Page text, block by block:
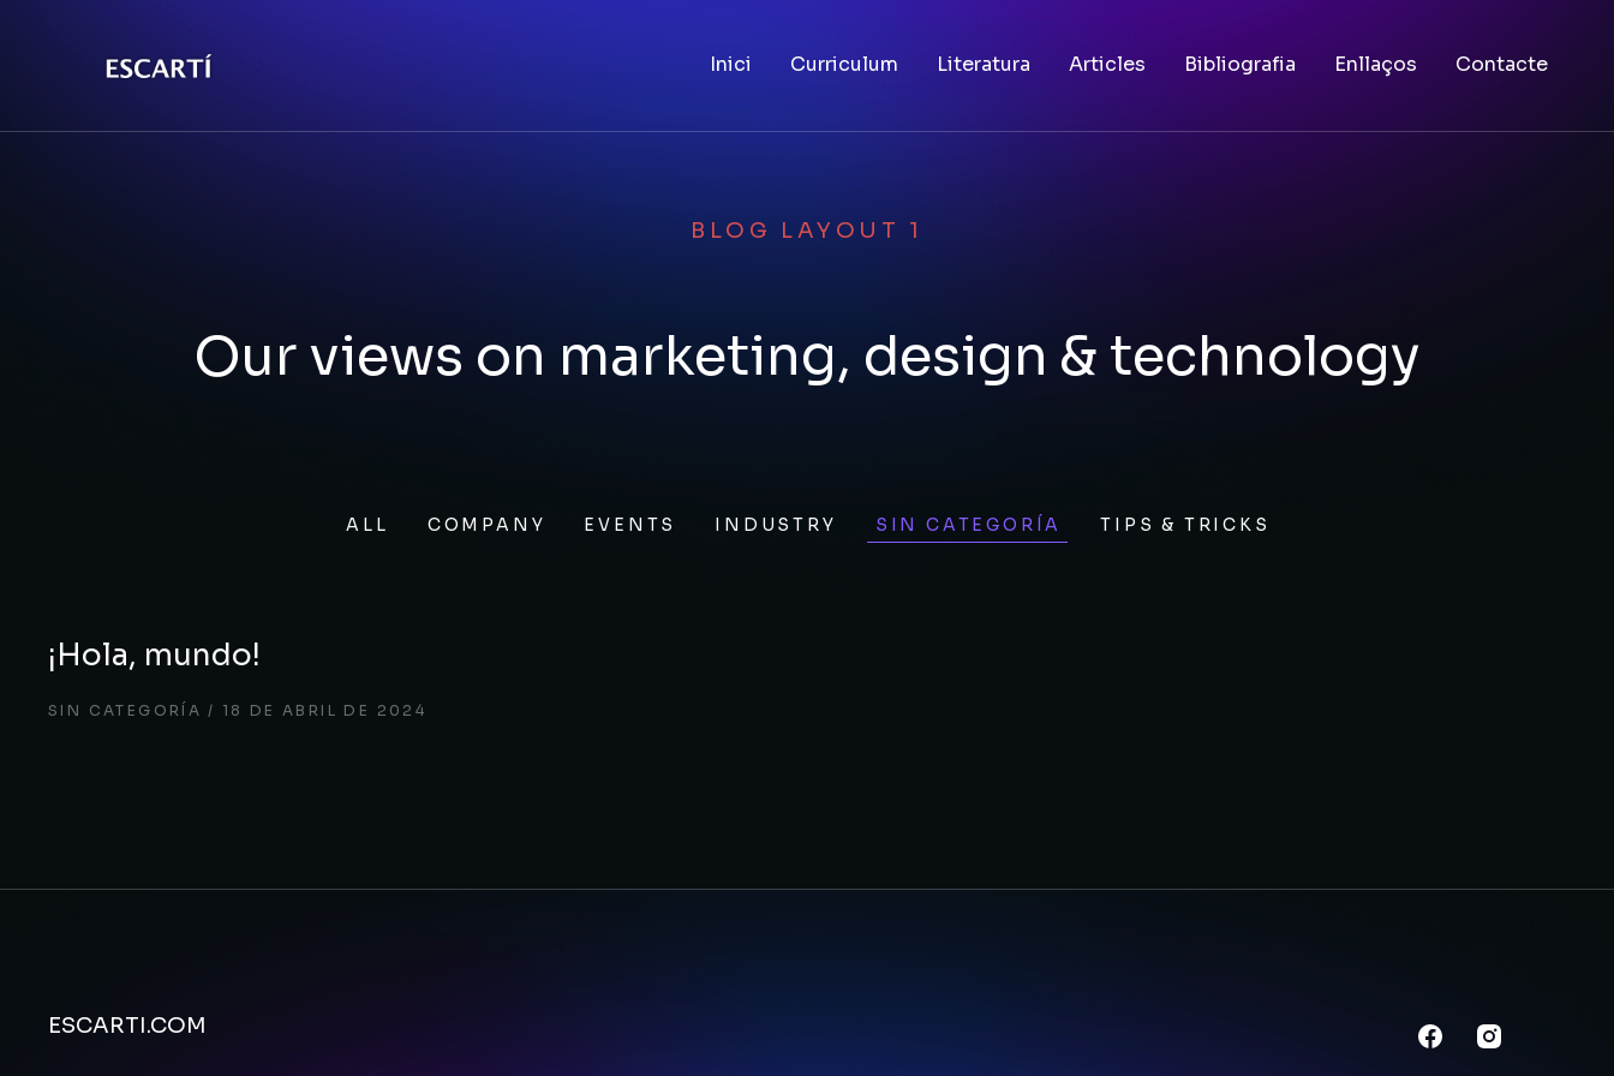
Inici Curriculum Literatura Articles Bibliografia Enllaços Contacte
BLOG LAYOUT 1
Our views on marketing, design & technology
ALL COMPANY EVENTS INDUSTRY SIN CATEGORÍA TIPS & TRICKS
¡Hola, mundo!
SIN CATEGORÍA 18 DE ABRIL DE 2024
ESCARTI.COM